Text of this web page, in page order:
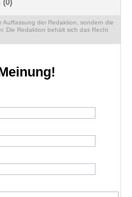
(0)
der Redaktion, sondern die
Die Redaktion behält sich das Recht